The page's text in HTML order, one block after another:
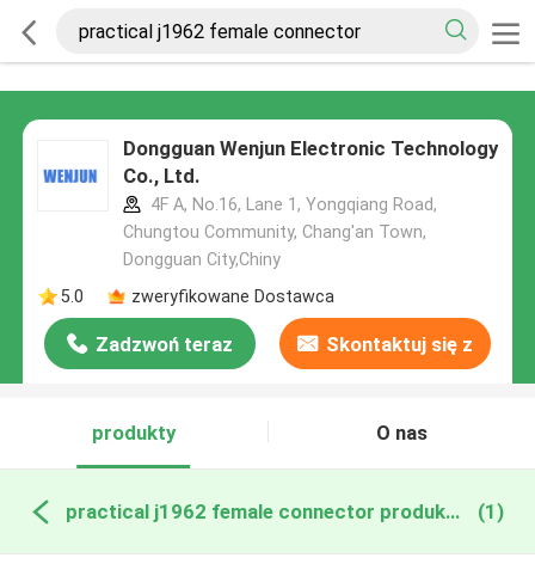
Dongguan Wenjun Electronic Technology
Co., Ltd.
4F A, No.16, Lane 1, Yongqiang Road,
Chungtou Community, Chang'an Town,
Dongguan City,Chiny
5.0
zweryfikowane Dostawca
Zadzwoń teraz Skontaktuj się z
produkty
O nas
practical j1962 female connector produkcja online (1)